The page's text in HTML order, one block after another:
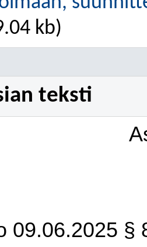
kb)
teksti
09.06.2025 §